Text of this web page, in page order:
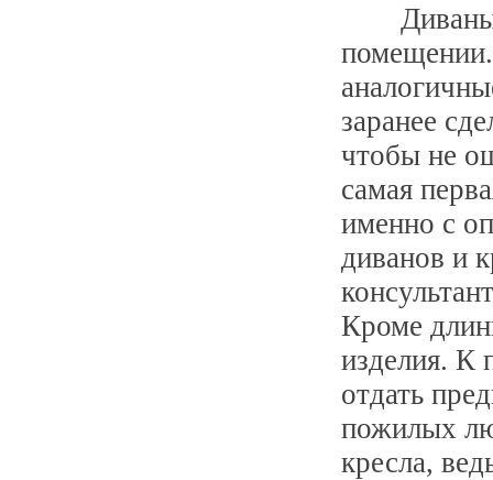
заранее
чтобы не
самая
именно с
диванов и
Кроме
изделия. К
отдать
пожилых
кресла,